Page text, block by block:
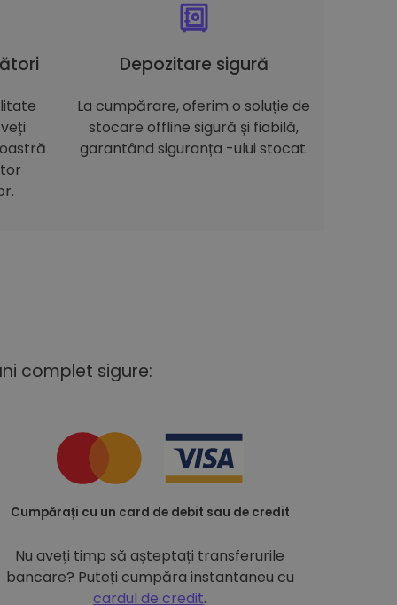
Depozitare sigură
La cumpărare, oferim o soluție de
stocare offline sigură și fiabilă,
garantând siguranța -ului stocat.
complet sigure:
Cumpărați cu un card de debit sau de credit
Nu aveți timp să așteptați transferurile
bancare? Puteți cumpăra instantaneu cu
cardul de credit.